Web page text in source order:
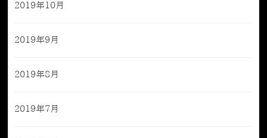
2019年10月
2019年9月
2019年8月
2019年7月